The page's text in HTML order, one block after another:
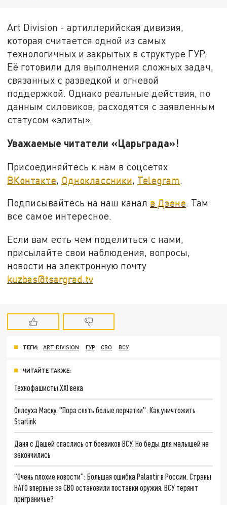
Art Division - артиллерийская дивизия,
которая считается одной из самых
технологичных и закрытых в структуре ГУР.
Её готовили для выполнения сложных задач,
связанных с разведкой и огневой
поддержкой. Однако реальные действия, по
данным силовиков, расходятся с заявленным
статусом «элиты».
Уважаемые читатели «Царьграда»!
Присоединяйтесь к нам в соцсетях
ВКонтакте, Одноклассники, Telegram.
Подписывайтесь на наш канал в Дзене. Там
все самое интересное.
Если вам есть чем поделиться с нами,
присылайте свои наблюдения, вопросы,
новости на электронную почту
kuzbas@tsargrad.tv
ТЕГИ: ART DIVISION ГУР СВО ВСУ
ЧИТАЙТЕ ТАКЖЕ:
Технофашисты XXI века
Оплеуха Маску. "Пора снять белые перчатки": Как уничтожить
Starlink
Даня с Дашей спаслись от боевиков ВСУ. Но беды для малышей не
закончились
"Очень плохие новости": Большая ошибка Palantir в России. Страны
НАТО впервые за СВО остановили поставки оружия. ВСУ теряют
приграничье?